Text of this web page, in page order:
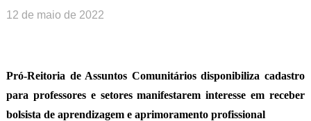
12 de maio de 2022
Pró-Reitoria de Assuntos Comunitários disponibiliza cadastro
para professores e setores manifestarem interesse em receber
bolsista de aprendizagem e aprimoramento profissional